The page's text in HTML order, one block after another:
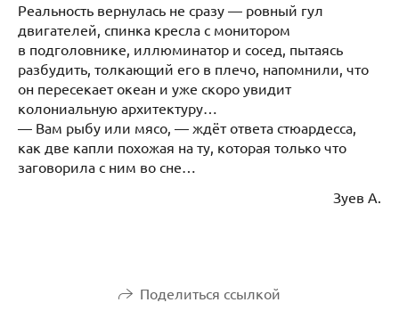
Реальность вернулась не сразу — ровный гул
двигателей, спинка кресла с монитором
в подголовнике, иллюминатор и сосед, пытаясь
разбудить, толкающий его в плечо, напомнили, что
он пересекает океан и уже скоро увидит
колониальную архитектуру…
— Вам рыбу или мясо, — ждёт ответа стюардесса,
как две капли похожая на ту, которая только что
заговорила с ним во сне…
Зуев А.
Поделиться ссылкой